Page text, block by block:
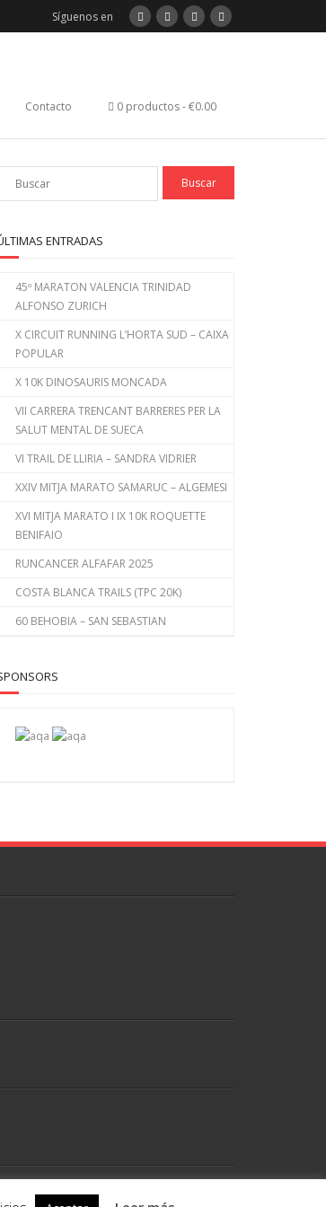
Síguenos en
Contacto 0 productos €0.00
ENTRADAS
45º MARATON VALENCIA TRINIDAD
ALFONSO ZURICH
X CIRCUIT RUNNING L’HORTA SUD – CAIXA
POPULAR
X 10K DINOSAURIS MONCADA
VII CARRERA TRENCANT BARRERES PER LA
SALUT MENTAL DE SUECA
VI TRAIL DE LLIRIA – SANDRA VIDRIER
XXIV MITJA MARATO SAMARUC – ALGEMESI
XVI MITJA MARATO I IX 10K ROQUETTE
BENIFAIO
RUNCANCER ALFAFAR 2025
COSTA BLANCA TRAILS (TPC 20K)
60 BEHOBIA – SAN SEBASTIAN